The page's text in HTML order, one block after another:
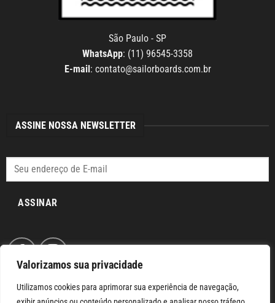
Valorizamos sua privacidade
Utilizamos cookies para aprimorar sua experiência de navegação,
São Paulo - SP
WhatsApp: (11) 96545-3358
E-mail: contato@sailorboards.com.br
ASSINE NOSSA NEWSLETTER
ASSINAR